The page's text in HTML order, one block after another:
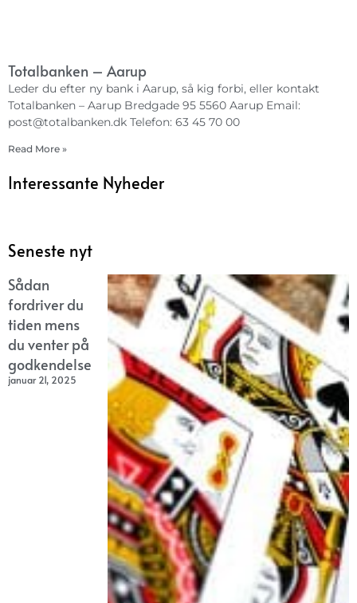
Totalbanken – Aarup
Leder du efter ny bank i Aarup, så kig forbi, eller kontakt
Totalbanken – Aarup Bredgade 95 5560 Aarup Email:
post@totalbanken.dk Telefon: 63 45 70 00
Read More »
Interessante Nyheder
Seneste nyt
Sådan
fordriver du
tiden mens
du venter på
godkendelse
januar 21, 2025